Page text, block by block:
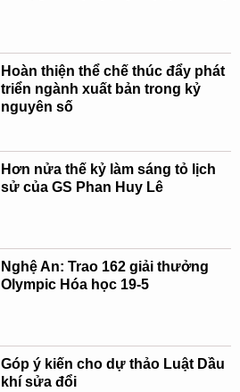
Hoàn thiện thể chế thúc đẩy phát
triển ngành xuất bản trong kỷ
nguyên số
Hơn nửa thế kỷ làm sáng tỏ lịch
sử của GS Phan Huy Lê
Nghệ An: Trao 162 giải thưởng
Olympic Hóa học 19-5
Góp ý kiến cho dự thảo Luật Dầu
khí sửa đổi